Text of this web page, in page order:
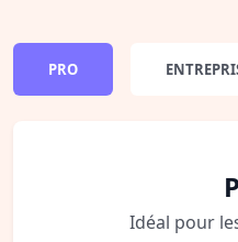
PRO
Idéal pour